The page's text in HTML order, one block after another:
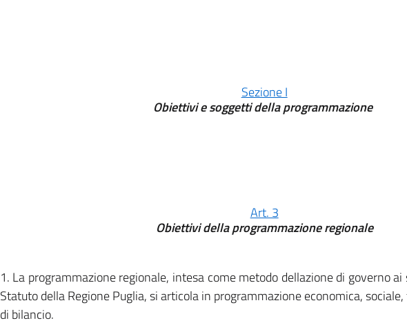
Sezione I
Obiettivi e soggetti della programmazione
Art. 3
Obiettivi della programmazione regionale
1. La programmazione regionale, intesa come metodo dellazione di governo
Statuto della Regione Puglia, si articola in programmazione economica,
di bilancio.